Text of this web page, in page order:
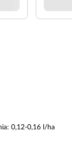
0,12-0,16 l/ha